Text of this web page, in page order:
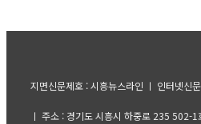
지면신문제호 : 시흥뉴스라인 ㅣ 인터넷신
ㅣ 주소 : 경기도 시흥시 하중로 235 502-